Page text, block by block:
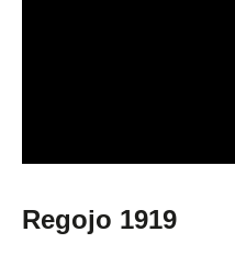
Regojo 1919